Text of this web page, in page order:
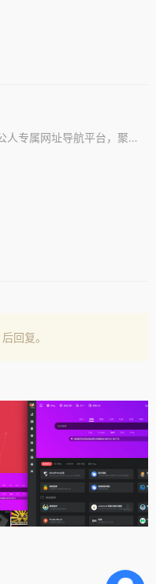
爱导航(aidaohang.xin)是办公人专属网址导航平台，聚合100+优质办公工具和实用网址，让办公效率翻倍！
后回复。